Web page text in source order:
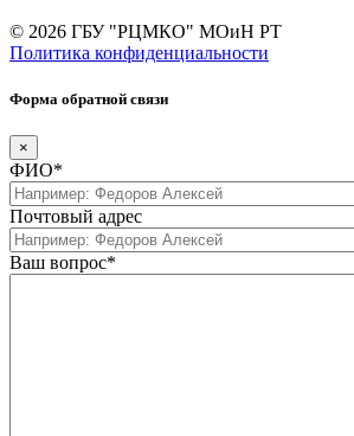
© 2026 ГБУ "РЦМКО" МОиН РТ
Политика конфиденциальности
Форма обратной связи
×
ФИО*
Почтовый адрес
Ваш вопрос*